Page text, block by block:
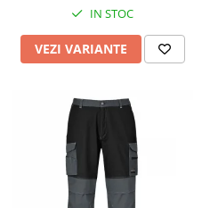
IN STOC
VEZI VARIANTE